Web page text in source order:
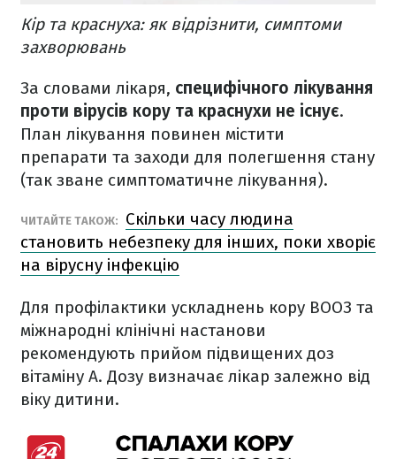
Кір та краснуха: як відрізнити, симптоми
захворювань
За словами лікаря, специфічного лікування
проти вірусів кору та краснухи не існує.
План лікування повинен містити
препарати та заходи для полегшення стану
(так зване симптоматичне лікування).
ЧИТАЙТЕ ТАКОЖ:
Скільки часу людина
становить небезпеку для інших, поки хворіє
на вірусну інфекцію
Для профілактики ускладнень кору ВООЗ та
міжнародні клінічні настанови
рекомендують прийом підвищених доз
вітаміну А. Дозу визначає лікар залежно від
віку дитини.